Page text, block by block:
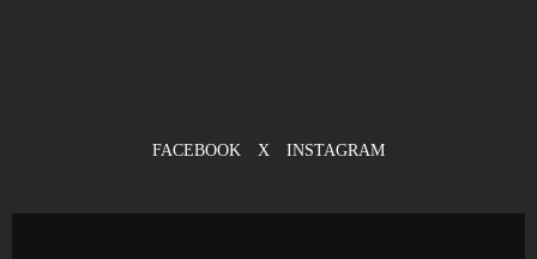
FACEBOOK X INSTAGRAM